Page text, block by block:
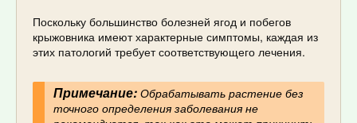
Поскольку большинство болезней ягод и побегов
крыжовника имеют характерные симптомы, каждая из
этих патологий требует соответствующего лечения.
Примечание:Обрабатывать растение без
точного определения заболевания не